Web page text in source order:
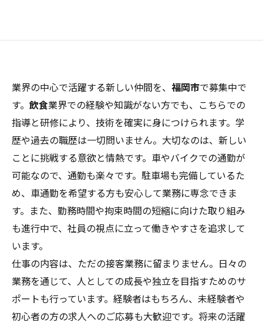
業界の中心で活躍する新しい仲間を、 福岡市で募集中で
す。 飲食業界での経験や知識がない方でも、こちらでの
指導と研修により、技術を確実に身につけられます。学
歴や過去の職歴は一切問いません。大切なのは、新しい
ことに挑戦する意欲と情熱です。車やバイクでの通勤が
可能なので、通勤も楽々です。駐車場も完備しているた
め、車通勤を希望する方も安心して業務に専念できま
す。また、勤務時間や拘束時間の短縮に向けた取り組み
も進行中で、社員の視点に立って働きやすさを追求して
います。
仕事の内容は、ただの接客業務に留まりません。日々の
業務を通じて、人としての成長や独立を目指すためのサ
ポートも行っています。経験者はもちろん、未経験者や
初心者の方の求人へのご応募も大歓迎です。将来の活躍